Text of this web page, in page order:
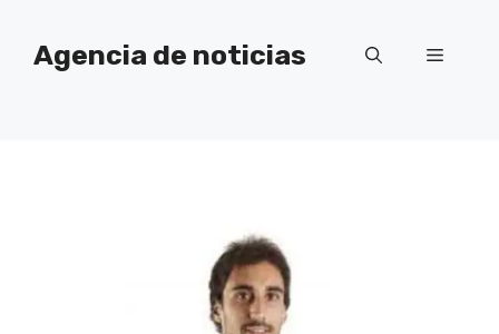
contenido
Agencia de noticias Menú